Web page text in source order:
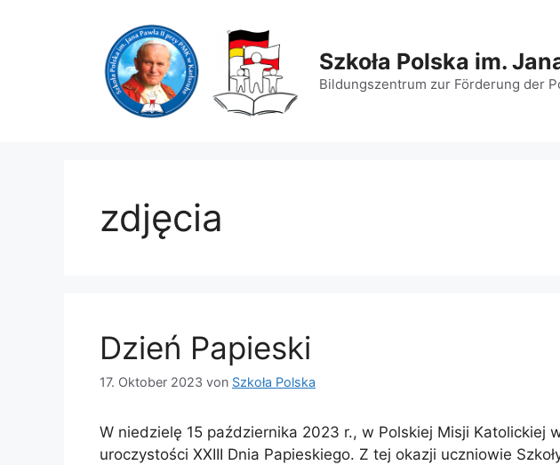
Szkoła Polska im.
Bildungszentrum zur Förderung der
zdjęcia
Dzień Papieski
17. Oktober 2023 von Szkoła Polska
W niedzielę 15 października 2023 r., w Polskiej Misji Katolickiej
uroczystości XXIII Dnia Papieskiego. Z tej okazji uczniowie